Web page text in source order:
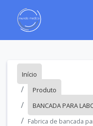
Início
Produto
BANCADA PARA
Fabrica de bancada